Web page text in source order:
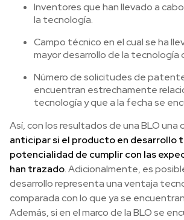
Inventores que han llevado a
la tecnología.
Campo técnico en el cual se ha
mayor desarrollo de la tecnología
Número de solicitudes de
encuentran estrechamente
tecnología y que a la fecha se
Así, con los resultados de una BLO una
anticipar si el producto en desarrollo
potencialidad de cumplir con las
han trazado. Adicionalmente, es
desarrollo representa una ventaja
comparada con lo que ya se
Además, si en el marco de la BLO se